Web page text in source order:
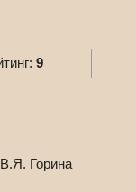
9
Горина